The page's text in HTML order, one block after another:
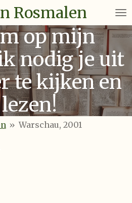
Rosmalen
op mijn
nodig je uit
te kijken en
» Warschau, 2001